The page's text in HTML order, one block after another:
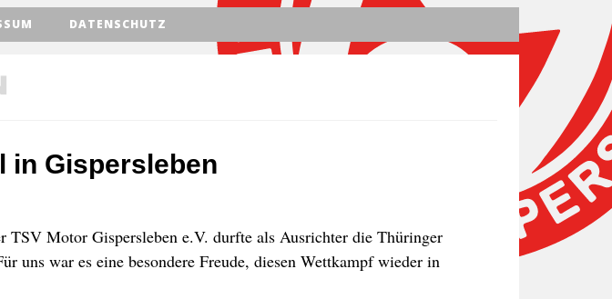
DATENSCHUTZ
in Gispersleben
TSV Motor Gispersleben e.V. durfte als Ausrichter die Thüringer
uns war es eine besondere Freude, diesen Wettkampf wieder in